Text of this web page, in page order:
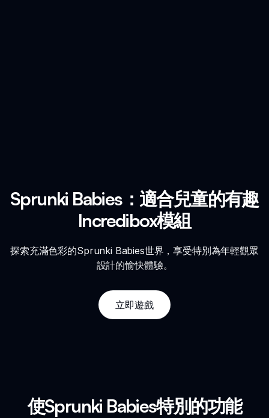
Sprunki Babies：適合兒童的有趣
Incredibox模組
探索充滿色彩的Sprunki Babies世界，享受特別為年輕觀眾
設計的愉快體驗。
立即遊戲
使Sprunki Babies特別的功能